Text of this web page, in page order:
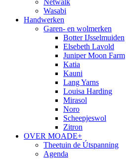
Netwalk
Wasabi
Handwerken
Garen- en wolmerken
Botter IJsselmuiden
Elsebeth Lavold
Juniper Moon Farm
Katia
Kauni
Lang Yarns
Louisa Harding
Mirasol
Noro
Scheepjeswol
Zitron
OVER MOADE+
Theetuin de Útspanning
Agenda